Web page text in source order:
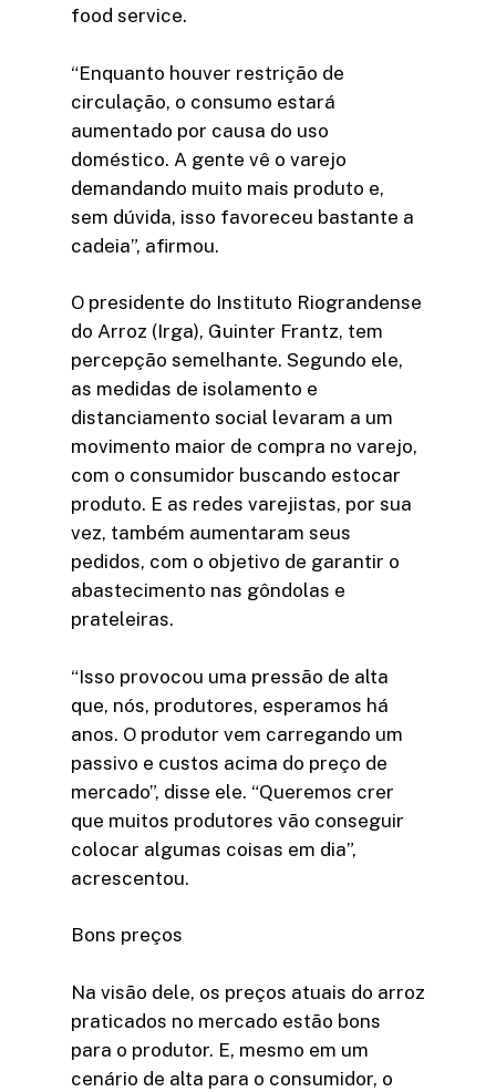
food service.
“Enquanto houver restrição de
circulação, o consumo estará
aumentado por causa do uso
doméstico. A gente vê o varejo
demandando muito mais produto e,
sem dúvida, isso favoreceu bastante a
cadeia”, afirmou.
O presidente do Instituto Riograndense
do Arroz (Irga), Guinter Frantz, tem
percepção semelhante. Segundo ele,
as medidas de isolamento e
distanciamento social levaram a um
movimento maior de compra no varejo,
com o consumidor buscando estocar
produto. E as redes varejistas, por sua
vez, também aumentaram seus
pedidos, com o objetivo de garantir o
abastecimento nas gôndolas e
prateleiras.
“Isso provocou uma pressão de alta
que, nós, produtores, esperamos há
anos. O produtor vem carregando um
passivo e custos acima do preço de
mercado”, disse ele. “Queremos crer
que muitos produtores vão conseguir
colocar algumas coisas em dia”,
acrescentou.
Bons preços
Na visão dele, os preços atuais do arroz
praticados no mercado estão bons
para o produtor. E, mesmo em um
cenário de alta para o consumidor, o